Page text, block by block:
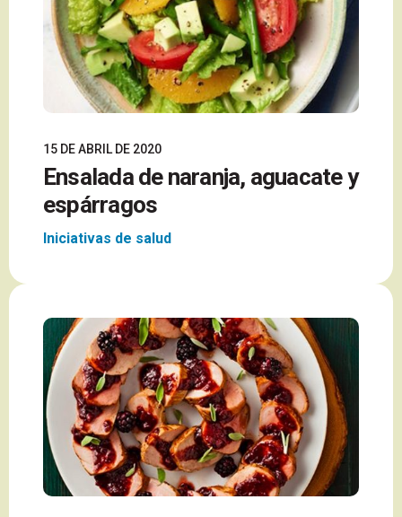
15 DE ABRIL DE 2020
Ensalada de naranja, aguacate y
espárragos
Iniciativas de salud